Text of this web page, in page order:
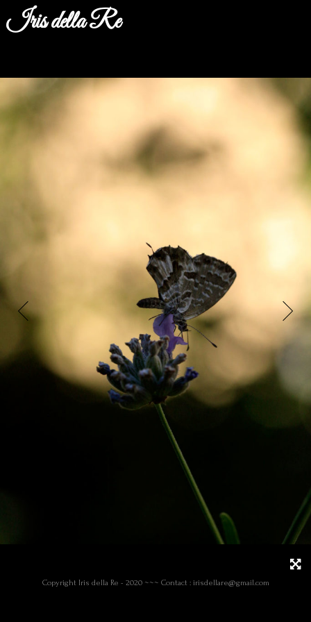
Iris della Re
Copyright Iris della Re - 2020 ~~~ Contact : irisdellare@gmail.com